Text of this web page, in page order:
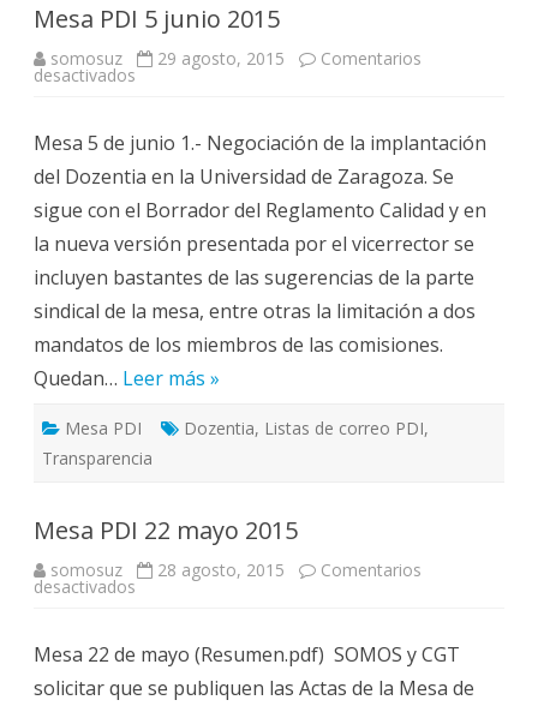
Mesa PDI 5 junio 2015
somosuz 29 agosto, 2015 Comentarios
desactivadosen
junio
2015
Mesa 5 de junio 1.- Negociación de la implantación
del Dozentia en la Universidad de Zaragoza. Se
sigue con el Borrador del Reglamento Calidad y en
la nueva versión presentada por el vicerrector se
incluyen bastantes de las sugerencias de la parte
sindical de la mesa, entre otras la limitación a dos
mandatos de los miembros de las comisiones.
Quedan… Leer más »
Mesa PDI Dozentia, Listas de correo PDI,
Transparencia
Mesa PDI 22 mayo 2015
somosuz 28 agosto, 2015 Comentarios
desactivadosen
mayo
2015
Mesa 22 de mayo (Resumen.pdf) SOMOS y CGT
solicitar que se publiquen las Actas de la Mesa de